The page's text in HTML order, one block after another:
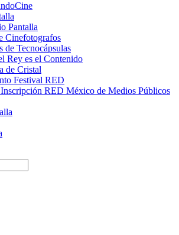
Pantalla
Cinefotografos
de Tecnocápsulas
Rey es el Contenido
de Cristal
Festival RED
RED México de Medios Públicos